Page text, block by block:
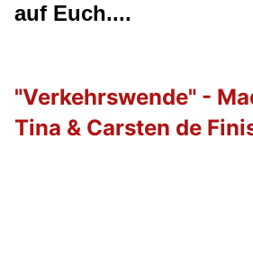
auf Euch....
"Verkehrswende" -
Tina & Carsten de